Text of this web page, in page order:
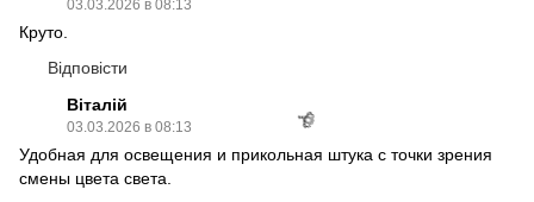
03.03.2026 в 08:13
Круто.
Відповісти
Вiталiй
03.03.2026 в 08:13
Удобная для освещения и прикольная штука с точки зрения
смены цвета света.